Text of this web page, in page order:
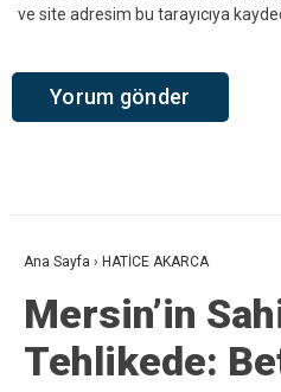
ve site adresim bu tarayıcıya
Ana Sayfa › HATİCE AKARCA
Mersin’in
Tehlikede: